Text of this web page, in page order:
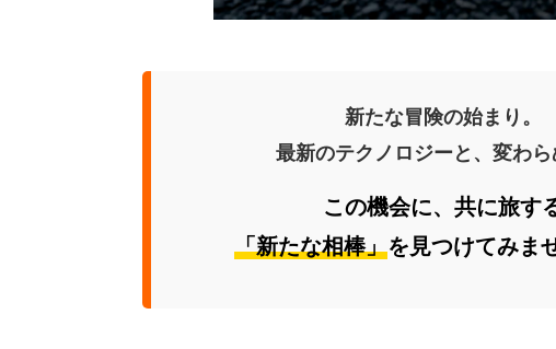
新たな冒険の始まり。
最新のテクノロジーと、変わら
この機会に、共に旅す
「新たな相棒」を見つけてみま